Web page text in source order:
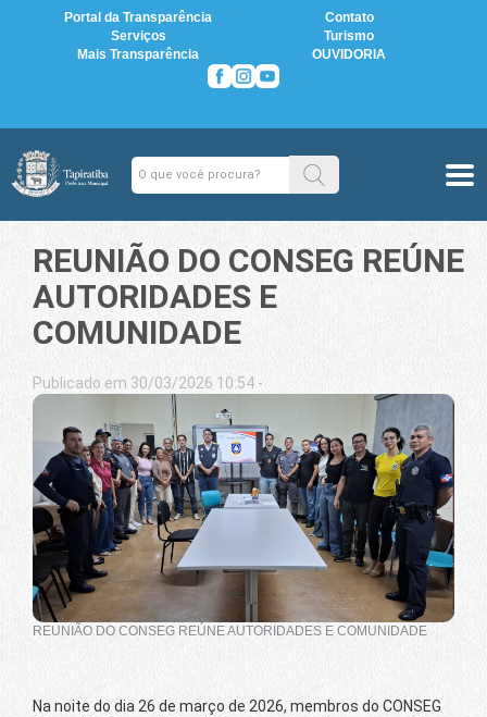
Portal da Transparência
Contato
Serviços
Turismo
Mais Transparência
OUVIDORIA
REUNIÃO DO CONSEG REÚNE
AUTORIDADES E
COMUNIDADE
Publicado em 30/03/2026 10:54 -
REUNIÃO DO CONSEG REÚNE AUTORIDADES E COMUNIDADE
Na noite do dia 26 de março de 2026, membros do CONSEG